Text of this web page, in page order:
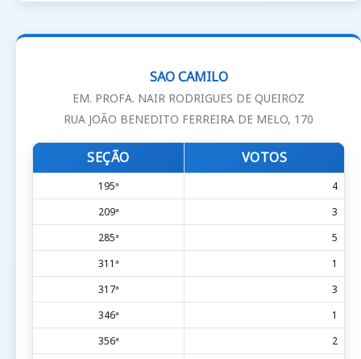
SAO CAMILO
EM. PROFA. NAIR RODRIGUES DE QUEIROZ
RUA JOÃO BENEDITO FERREIRA DE MELO, 170
SEÇÃO VOTOS
195ª
4
209ª
3
285ª
5
311ª
1
317ª
3
346ª
1
356ª
2